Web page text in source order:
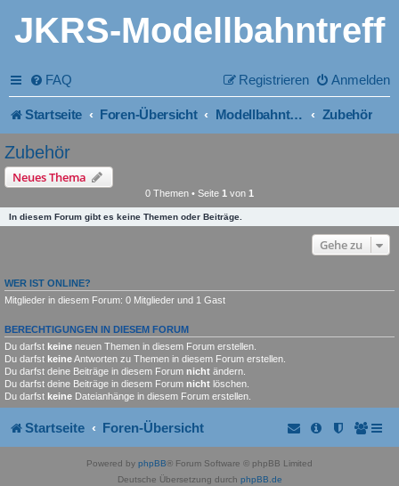
JKRS-Modellbahntreff
FAQ Anmelden
Registrieren
Startseite Foren-Übersicht Modellbahntechnik Zubehör
Zubehör
Neues Thema
0 Themen • Seite 1 von 1
In diesem Forum gibt es keine Themen oder Beiträge.
Gehe zu
WER IST ONLINE?
Mitglieder in diesem Forum: 0 Mitglieder und 1 Gast
BERECHTIGUNGEN IN DIESEM FORUM
Du darfst keine neuen Themen in diesem Forum erstellen.
Du darfst keineAntworten zu Themen in diesem Forum erstellen.
Du darfst deine Beiträge in diesem Forum nicht ändern.
Du darfst deine Beiträge in diesem Forum nicht löschen.
Du darfst keine Dateianhänge in diesem Forum erstellen.
Startseite Foren-Übersicht
Powered by phpBB® Forum Software © phpBB Limited
Deutsche Übersetzung durch phpBB.de